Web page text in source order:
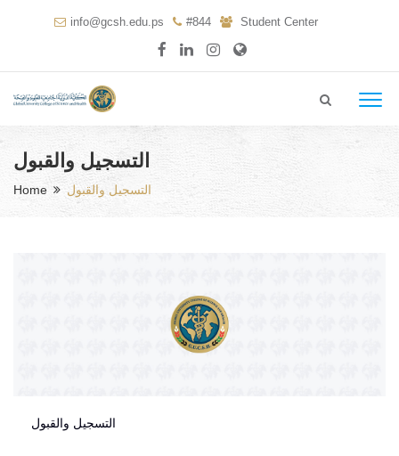
info@gcsh.edu.ps #844 Student Center
التسجيل والقبول
Home التسجيل والقبول
التسجيل والقبول